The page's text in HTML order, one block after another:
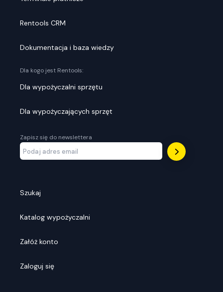
Rentools CRM
Dokumentacja i baza wiedzy
Dla kogo jest Rentools:
Dla wypożyczalni sprzętu
Dla wypożyczających sprzęt
Zapisz się do newslettera
Szukaj
Katalog wypożyczalni
Załóż konto
Zaloguj się